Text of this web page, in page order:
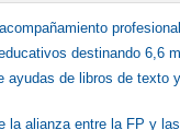
destinando 6,6
de libros de texto
la alianza entre la FP y